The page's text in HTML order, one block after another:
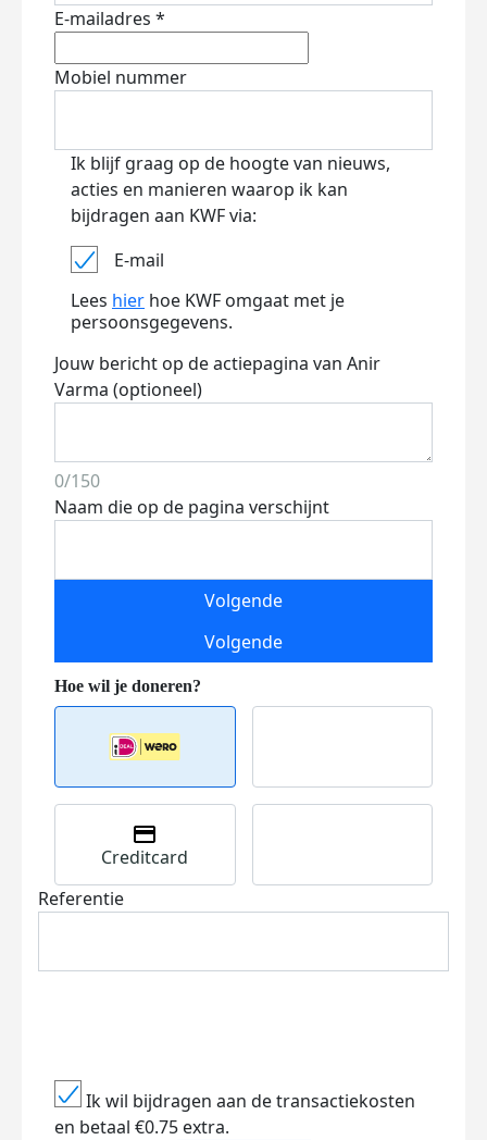
E-mailadres *
Mobiel nummer
Ik blijf graag op de hoogte van nieuws,
acties en manieren waarop ik kan
bijdragen aan KWF via:
E-mail
Lees hier hoe KWF omgaat met je
persoonsgegevens.
Jouw bericht op de actiepagina van Anir
Varma (optioneel)
0/150
Naam die op de pagina verschijnt
Volgende
Volgende
Creditcard
Referentie
Ik wil bijdragen aan de transactiekosten
en betaal €0.75 extra.